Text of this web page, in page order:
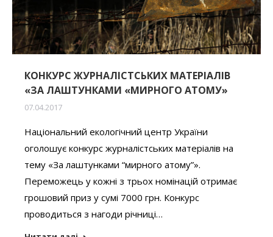
КОНКУРС ЖУРНАЛІСТСЬКИХ МАТЕРІАЛІВ
«ЗА ЛАШТУНКАМИ «МИРНОГО АТОМУ»
07.04.2017
Національний екологічний центр України
оголошує конкурс журналістських матеріалів на
тему «За лаштунками “мирного атому”».
Переможець у кожні з трьох номінацій отримає
грошовий приз у сумі 7000 грн. Конкурс
проводиться з нагоди річниці…